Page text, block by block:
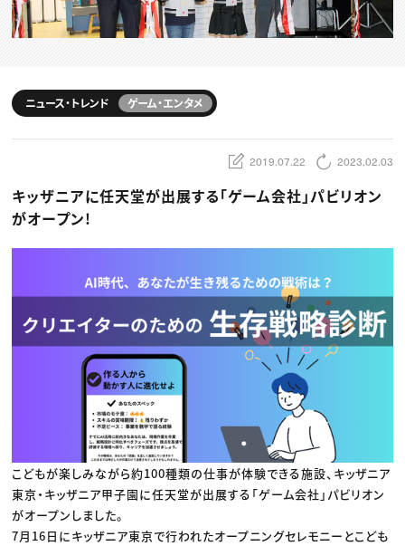
CREATIVE JOB求人検索
特集求人
採用説明会
スキルアップしたい！
デザイン
編集・ライティング
マーケティング
ディレクション
業界解説・キャリア事情
お役立ち基礎知識
TOP Creator’s コラム
Webクリエイター
アプリクリエイター
ゲームクリエイター
映像クリエイター
マーケッター
C＆R Magazine
セミナー
映像
広告
出版
CREATIVE VILLAGEからのお知らせ
プロフェッショナル×つながる×メディア
ニュース・トレンド ゲーム・エンタメ
2019.07.22 2023.02.03
キッザニアに任天堂が出展する「ゲーム会社」パビリオン
がオープン!
こどもが楽しみながら約100種類の仕事が体験できる施設、キッザニア
東京・キッザニア甲子園に任天堂が出展する「ゲーム会社」パビリオン
がオープンしました。
7月16日にキッザニア東京で行われたオープニングセレモニーとこども